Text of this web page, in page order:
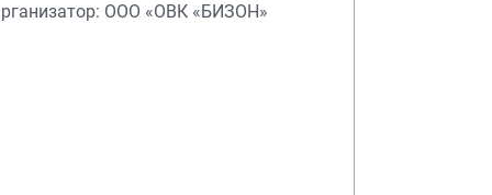
ООО «ОВК «БИЗОН»